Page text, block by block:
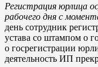
Регистрация юрлица
рабочего дня с
день сотрудник
устава со штампом о
о госрегистрации
деятельность ИП